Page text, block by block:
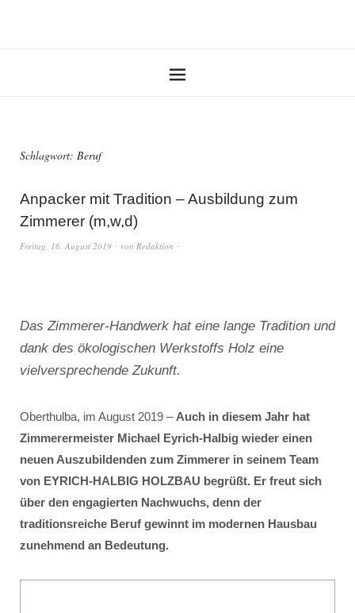
Schlagwort: Beruf
Anpacker mit Tradition – Ausbildung zum
Zimmerer (m,w,d)
Freitag, 16. August 2019 von Redaktion
Das Zimmerer-Handwerk hat eine lange Tradition und
dank des ökologischen Werkstoffs Holz eine
vielversprechende Zukunft.
Oberthulba, im August 2019 – Auch in diesem Jahr hat
Zimmerermeister Michael Eyrich-Halbig wieder einen
neuen Auszubildenden zum Zimmerer in seinem Team
von EYRICH-HALBIG HOLZBAU begrüßt. Er freut sich
über den engagierten Nachwuchs, denn der
traditionsreiche Beruf gewinnt im modernen Hausbau
zunehmend an Bedeutung.